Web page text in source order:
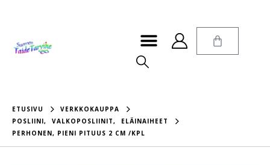
ETUSIVU
VERKKOKAUPPA
POSLIINI, VALKOPOSLIINIT,
ELÄINAIHEET
PERHONEN, PIENI PITUUS 2 CM /KPL